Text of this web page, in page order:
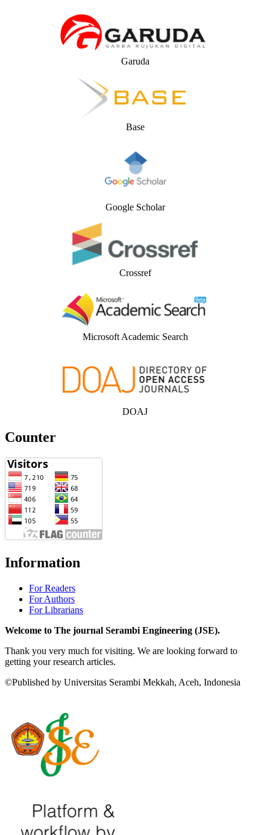
Garuda
Base
Google Scholar
Crossref
Microsoft Academic Search
DOAJ
Counter
Information
For Readers
For Authors
For Librarians
Welcome to The journal Serambi Engineering (JSE).
Thank you very much for visiting. We are looking forward to
getting your research articles.
©Published by Universitas Serambi Mekkah, Aceh, Indonesia